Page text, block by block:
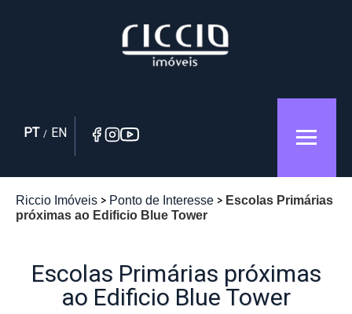
PT / EN
Riccio Imóveis Ponto de Interesse
Escolas Primárias
próximas ao Edificio Blue Tower
Escolas Primárias próximas
ao Edificio Blue Tower